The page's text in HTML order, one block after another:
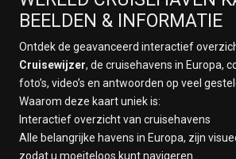
18 maart 2028
Op Zee
19 maart 2028
Hong Kong
20 maart 2028
Hong Kong
21 maart 2028
Op Zee
BEELDEN & INFORMATIE
Ontdek de geavanceerd interactief
Cruisewijzer, de cruisehavens in Europa,
foto’s, video’s en antwoorden op veel
Waarom deze kaart uniek is:
Interactief overzicht van cruisehavens
Alle belangrijke havens in Europa, zijn
zodat u moeiteloos kunt navigeren .